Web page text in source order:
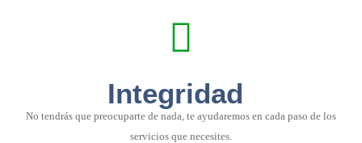
Integridad
No tendrás que preocuparte de nada, te ayudaremos en cada paso de los
servicios que necesites.